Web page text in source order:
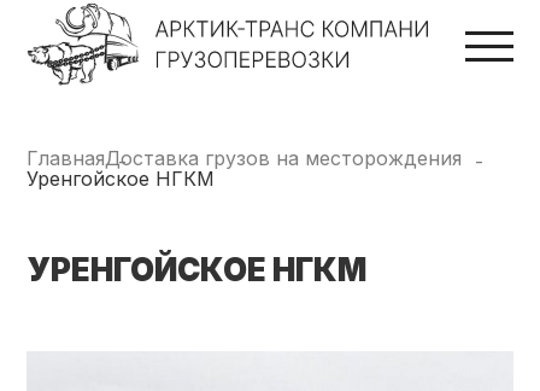
ГлавнаяДоставка грузов на месторождения
Уренгойское НГКМ
УРЕНГОЙСКОЕ НГКМ